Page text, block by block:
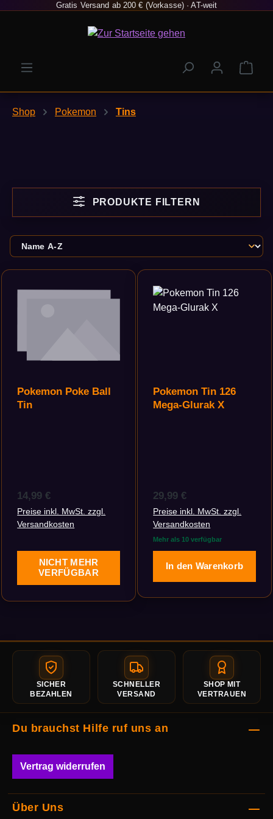
Zum Hauptinhalt springen
Gratis Versand ab 200 € (Vorkasse) · AT-weit
Shop Pokemon Tins
PRODUKTE FILTERN
Pokemon Poke Ball
Tin
Regulärer Preis:
14,99 €
Preise inkl. MwSt. zzgl.
Versandkosten
NICHT MEHR
VERFÜGBAR
Pokemon Tin 126
Mega-Glurak X
Regulärer Preis:
29,99 €
Preise inkl. MwSt. zzgl.
Versandkosten
Mehr als 10 verfügbar
In den Warenkorb
SICHER
BEZAHLEN
SCHNELLER
VERSAND
SHOP MIT
VERTRAUEN
Du brauchst Hilfe ruf uns an
Vertrag widerrufen
Über Uns